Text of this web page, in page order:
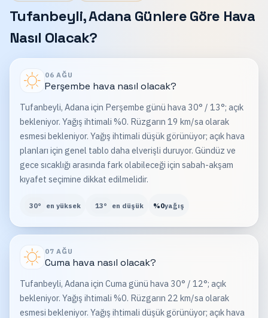
Tufanbeyli, Adana Günlere Göre Hava
Nasıl Olacak?
06 AĞU
Perşembe hava nasıl olacak?
Tufanbeyli, Adana için Perşembe günü hava 30° / 13°; açık
bekleniyor. Yağış ihtimali %0. Rüzgarın 19 km/sa olarak
esmesi bekleniyor. Yağış ihtimali düşük görünüyor; açık hava
planları için genel tablo daha elverişli duruyor. Gündüz ve
gece sıcaklığı arasında fark olabileceği için sabah-akşam
kıyafet seçimine dikkat edilmelidir.
30° en yüksek 13° en düşük %0yağış
07 AĞU
Cumahava nasıl olacak?
Tufanbeyli, Adana için Cuma günü hava 30° / 12°; açık
bekleniyor. Yağış ihtimali %0. Rüzgarın 22 km/sa olarak
esmesi bekleniyor. Yağış ihtimali düşük görünüyor; açık hava